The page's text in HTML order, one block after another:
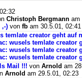
Christoph Bergmann am
,-) von fb am 30.5.01, 02:41
temlate creator geht auf
wusels temlate creator
wusels temlate creator
wusels temlate creator
Mail !!! von Arnold am
Arnold am 29.5.01, 02:23